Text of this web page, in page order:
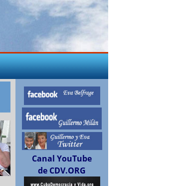
Canal YouTube
de CDV.ORG